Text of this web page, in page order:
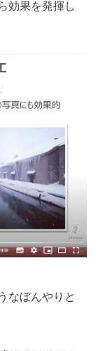
効果を発揮し
なぼんやりと